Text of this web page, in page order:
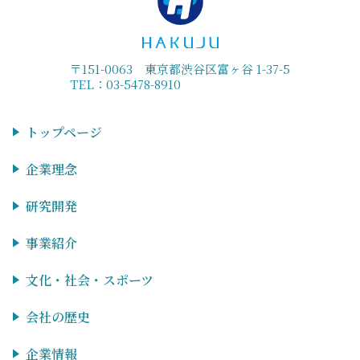
〒151-0063 東京都渋谷区富ヶ谷 1-37-5
TEL：03-5478-8910
トップページ
企業理念
研究開発
事業紹介
文化・社会・スポーツ
会社の歴史
企業情報